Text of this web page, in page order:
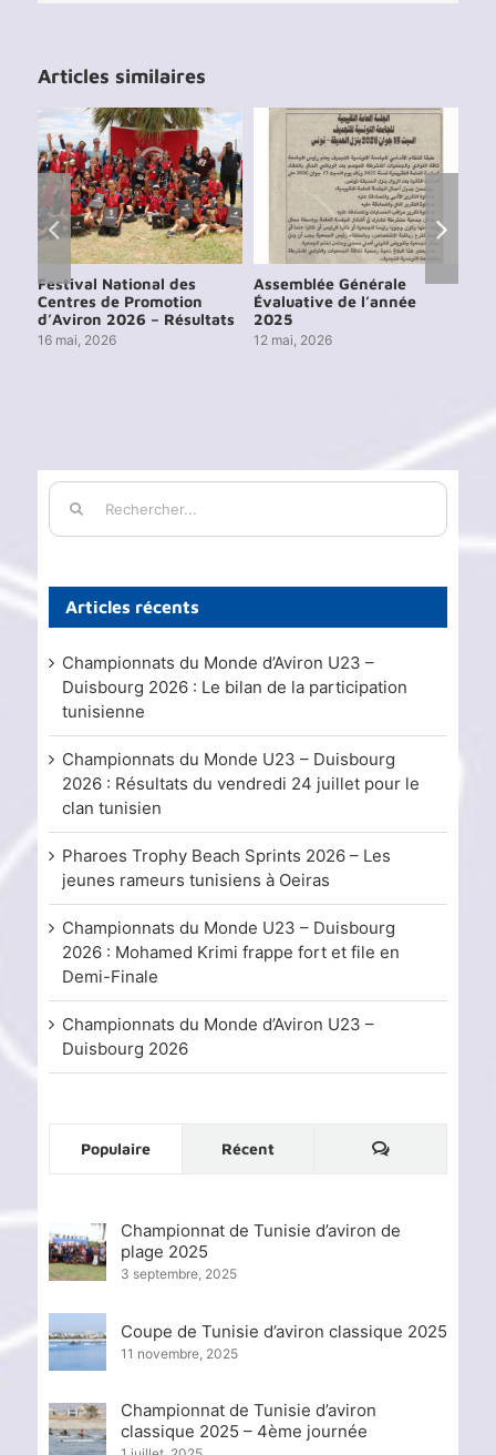
Articles similaires
Festival National des
Centres de Promotion
d’Aviron 2026 – Résultats
16 mai, 2026
Assemblée Générale
Évaluative de l’année
2025
12 mai, 2026
Rechercher:
Articles récents
Championnats du Monde d’Aviron U23 –
Duisbourg 2026 : Le bilan de la participation
tunisienne
Championnats du Monde U23 – Duisbourg
2026 : Résultats du vendredi 24 juillet pour le
clan tunisien
Pharoes Trophy Beach Sprints 2026 – Les
jeunes rameurs tunisiens à Oeiras
Championnats du Monde U23 – Duisbourg
2026 : Mohamed Krimi frappe fort et file en
Demi-Finale
Championnats du Monde d’Aviron U23 –
Duisbourg 2026
Populaire Récent
Championnat de Tunisie d’aviron de
plage 2025
3 septembre, 2025
Coupe de Tunisie d’aviron classique 2025
11 novembre, 2025
Championnat de Tunisie d’aviron
classique 2025 – 4ème journée